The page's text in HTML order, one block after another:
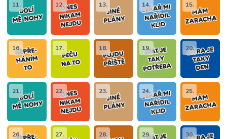
11. 12. 13. 14. 15.
16. 17. 18. 19. 20.
21. 22. 23. 24. 25.
26. 27. 28. 29. 30.